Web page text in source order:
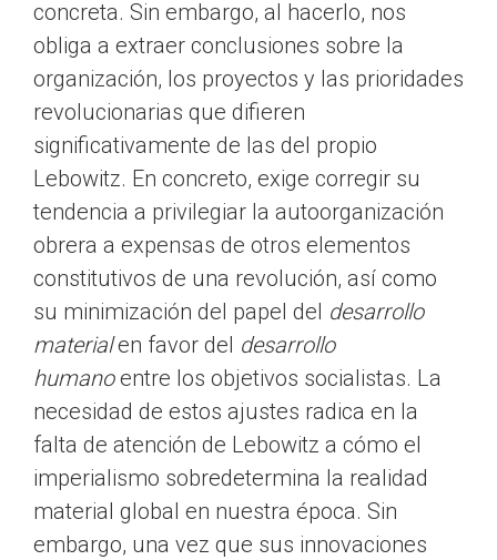
concreta. Sin embargo, al hacerlo, nos
obliga a extraer conclusiones sobre la
organización, los proyectos y las prioridades
revolucionarias que difieren
significativamente de las del propio
Lebowitz. En concreto, exige corregir su
tendencia a privilegiar la autoorganización
obrera a expensas de otros elementos
constitutivos de una revolución, así como
su minimización del papel del desarrollo
materialen favor del desarrollo
humanoentre los objetivos socialistas. La
necesidad de estos ajustes radica en la
falta de atención de Lebowitz a cómo el
imperialismo sobredetermina la realidad
material global en nuestra época. Sin
embargo, una vez que sus innovaciones